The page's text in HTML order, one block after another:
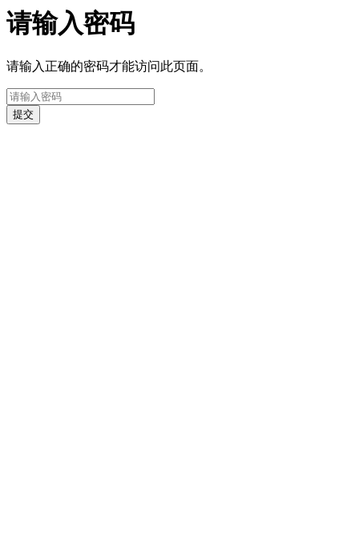
请输入密码
请输入正确的密码才能访问此页面。
提交